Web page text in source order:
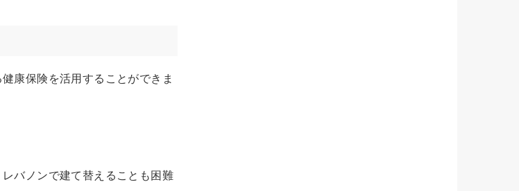
康保険を活用することができま
バノンで建て替えることも困難